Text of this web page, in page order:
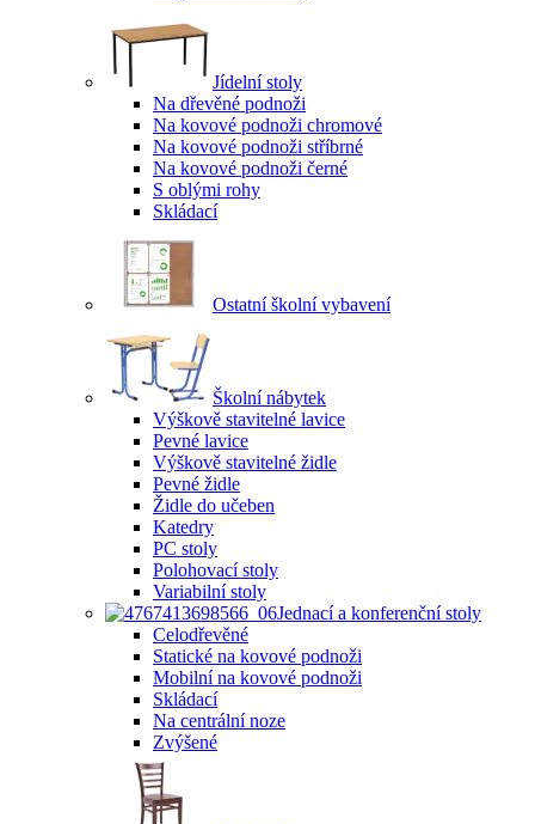
Jídelní stoly
Na dřevěné podnoži
Na kovové podnoži chromové
Na kovové podnoži stříbrné
Na kovové podnoži černé
S oblými rohy
Skládací
Ostatní školní vybavení
Školní nábytek
Výškově stavitelné lavice
Pevné lavice
Výškově stavitelné židle
Pevné židle
Židle do učeben
Katedry
PC stoly
Polohovací stoly
Variabilní stoly
Jednací a konferenční stoly
Celodřevěné
Statické na kovové podnoži
Mobilní na kovové podnoži
Skládací
Na centrální noze
Zvýšené